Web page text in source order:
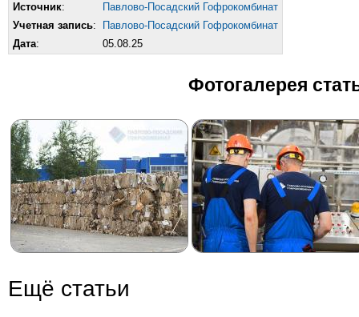
Источник:
Павлово-Посадский Гофрокомбинат
Учетная запись:
Павлово-Посадский Гофрокомбинат
Дата: 05.08.25
Фотогалерея
Ещё статьи